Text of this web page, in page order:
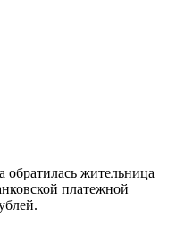
жительница
платежной